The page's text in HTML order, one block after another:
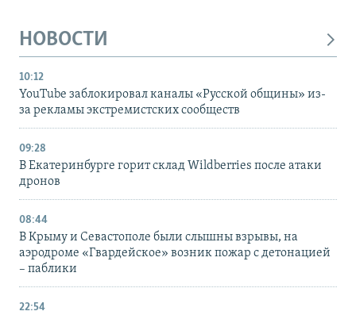
НОВОСТИ
10:12
YouTube заблокировал каналы «Русской общины» из-
за рекламы экстремистских сообществ
09:28
В Екатеринбурге горит склад Wildberries после атаки
дронов
08:44
В Крыму и Севастополе были слышны взрывы, на
аэродроме «Гвардейское» возник пожар с детонацией
– паблики
22:54